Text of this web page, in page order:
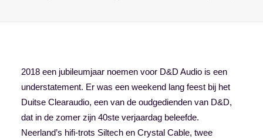
2018 een jubileumjaar noemen voor D&D Audio is een
understatement. Er was een weekend lang feest bij het
Duitse Clearaudio, een van de oudgedienden van D&D,
dat in de zomer zijn 40ste verjaardag beleefde.
Neerland’s hifi-trots Siltech en Crystal Cable, twee